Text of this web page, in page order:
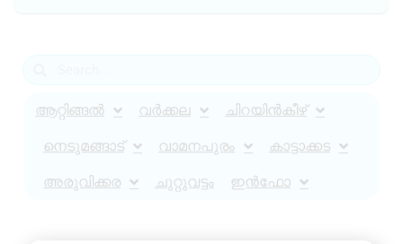
ആറ്റിങ്ങൽ വർക്കല ചിറയിൻകീഴ്
നെടുമങ്ങാട് വാമനപുരം കാട്ടാക്കട
അരുവിക്കര ചുറ്റുവട്ടം ഇൻഫോ